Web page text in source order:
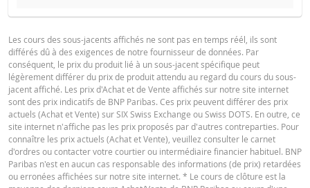
DATE
RÉINITIALISATION
DU
CAPITAL
7 août
2026 22:15
journalière 0,02
6 août
2026 22:25
journalière 0,01
5 août
2026 22:15
journalière 0,01
BROCHURE
Français
Deutsch PDF
English
Les cours des sous-jacents affichés ne sont pas en temps réél, ils sont
différés dû à des exigences de notre fournisseur de données. Par
conséquent, le prix du produit lié à un sous-jacent spécifique peut
légèrement différer du prix de produit attendu au regard du cours du sous-
jacent affiché. Les prix d'Achat et de Vente affichés sur notre site internet
sont des prix indicatifs de BNP Paribas. Ces prix peuvent différer des prix
actuels (Achat et Vente) sur SIX Swiss Exchange ou Swiss DOTS. En outre, ce
site internet n'affiche pas les prix proposés par d'autres contreparties. Pour
connaître les prix actuels (Achat et Vente), veuillez consulter le carnet
d'ordres ou contacter votre courtier ou intermédiaire financier habituel. BNP
Paribas n'est en aucun cas responsable des informations (de prix) retardées
ou erronées affichées sur notre site internet. * Le cours de clôture est la